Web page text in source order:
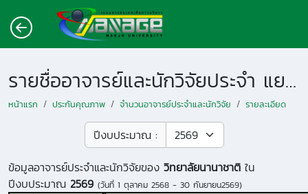
รายชื่ออาจารย์และนักวิจัยประจำ แยกตามหน่วยงาน
หน้าแรก ประกันคุณภาพ จำนวนอาจารย์ประจำและนักวิจัย รายละเอียด
ปีงบประมาณ :
ข้อมูลอาจารย์ประจำและนักวิจัยของ วิทยาลัยนานาชาติ ใน
ปีงบประมาณ 2569 (วันที่ 1 ตุลาคม 2568 - 30 กันยายน2569)